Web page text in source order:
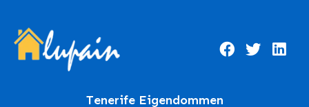
Tenerife Eigendommen